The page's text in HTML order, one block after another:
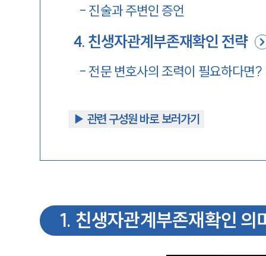
- 진술과 주변인 증언
4. 친생자관계부존재확인 전략
- 전문 변호사의 조력이 필요하다면?
▶︎ 관련 구성원 바로 보러가기
1. 친생자관계부존재확인 의